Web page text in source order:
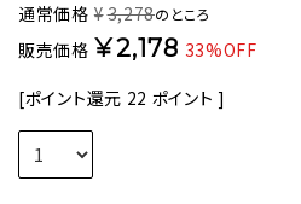
通常価格 ¥3,278のところ
販売価格 ¥2,178 33%OFF
[ポイント還元 22 ポイント ]